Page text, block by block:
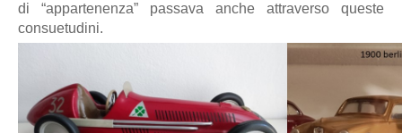
di “appartenenza” passava anche attraverso queste
consuetudini.